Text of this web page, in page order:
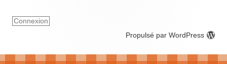
Connexion
Propulsé par WordPress